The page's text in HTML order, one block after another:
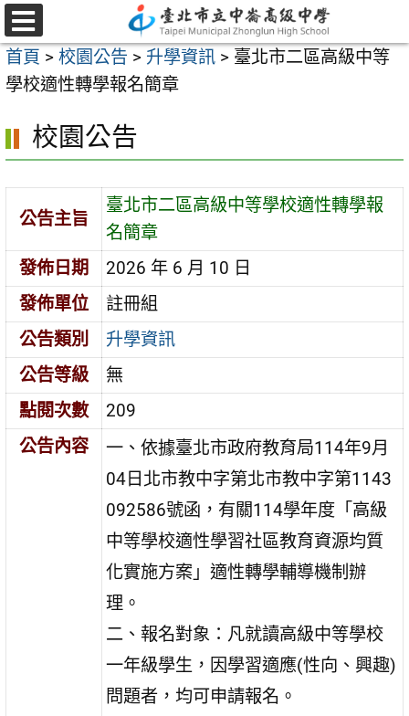
跳
至
主
要
容
選
單
首頁 > 校園公告 > 升學資訊 > 臺北市二區高級中等
學校適性轉學報名簡章
校園公告
公告主旨
臺北市二區高級中等學校適性轉學報
名簡章
發佈日期
2026 年 6 月 10 日
發佈單位
註冊組
公告類別
升學資訊
公告等級
無
點閱次數
209
公告內容
一、依據臺北市政府教育局114年9月
04日北市教中字第北市教中字第1143
092586號函，有關114學年度「高級
中等學校適性學習社區教育資源均質
化實施方案」適性轉學輔導機制辦
理。
二、報名對象：凡就讀高級中等學校
一年級學生，因學習適應(性向、興趣)
問題者，均可申請報名。